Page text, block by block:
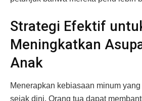
Strategi Efektif
Meningkatkan
Anak
Menerapkan kebiasaan minum
sejak dini. Orang tua dapat